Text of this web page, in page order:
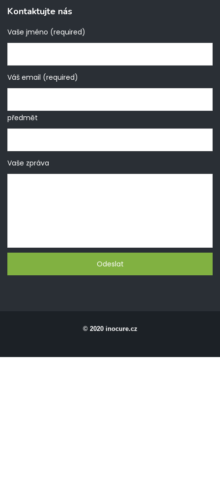
Kontaktujte nás
Vaše jméno (required)
Váš email (required)
předmět
Vaše zpráva
© 2020 inocure.cz